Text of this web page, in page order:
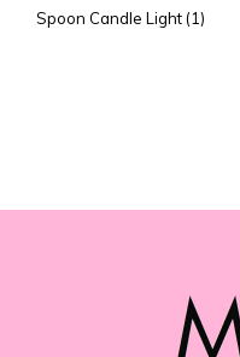
Spoon Candle Light (1)